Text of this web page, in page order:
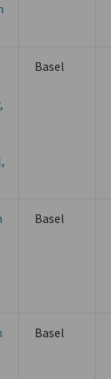
Basel
Basel
Basel